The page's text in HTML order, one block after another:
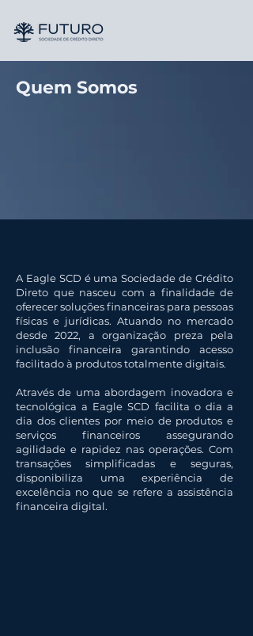
Quem Somos
A Eagle SCD é uma Sociedade de Crédito
Direto que nasceu com a finalidade de
oferecer soluções financeiras para pessoas
físicas e jurídicas. Atuando no mercado
desde 2022, a organização preza pela
inclusão financeira garantindo acesso
facilitado à produtos totalmente digitais.​
Através de uma abordagem inovadora e
tecnológica a Eagle SCD facilita o dia a
dia dos clientes por meio de produtos e
serviços financeiros assegurando
agilidade e rapidez nas operações. Com
transações simplificadas e seguras,
disponibiliza uma experiência de
excelência no que se refere a assistência
financeira digital.​